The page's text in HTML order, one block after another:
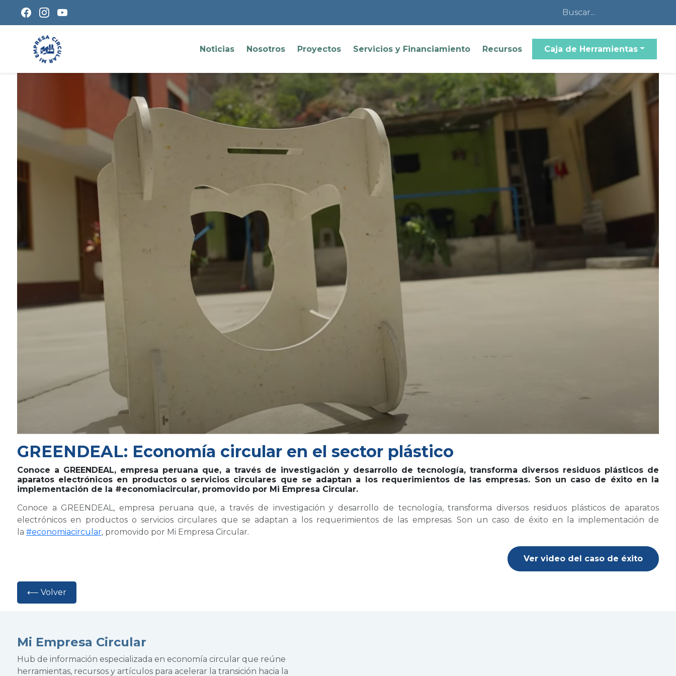
Noticias Nosotros Proyectos Servicios y Financiamiento Recursos Caja de Herramientas
GREENDEAL: Economía circular en el sector plástico
Conoce a GREENDEAL, empresa peruana que, a través de investigación y desarrollo de tecnología, transforma diversos residuos plásticos de
aparatos electrónicos en productos o servicios circulares que se adaptan a los requerimientos de las empresas. Son un caso de éxito en la
implementación de la #economiacircular, promovido por Mi Empresa Circular.
Conoce a GREENDEAL, empresa peruana que, a través de investigación y desarrollo de tecnología, transforma diversos residuos plásticos de aparatos
electrónicos en productos o servicios circulares que se adaptan a los requerimientos de las empresas. Son un caso de éxito en la implementación de
la #economiacircular, promovido por Mi Empresa Circular.
Ver video del caso de éxito
⟵ Volver
Mi Empresa Circular
Hub de información especializada en economía circular que reúne
herramientas, recursos y artículos para acelerar la transición hacia la